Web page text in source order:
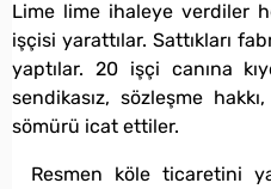
Lime lime ihaleye verdiler
işçisi yarattılar. Sattıkları
yaptılar. 20 işçi canına
sendikasız, sözleşme
sömürü icat ettiler.
Resmen köle ticaretini